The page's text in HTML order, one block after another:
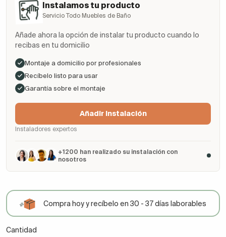
Instalamos tu producto
Servicio Todo Muebles de Baño
Añade ahora la opción de instalar tu producto cuando lo
recibas en tu domicilio
Montaje a domicilio por profesionales
Recíbelo listo para usar
Garantía sobre el montaje
Añadir Instalación
Instaladores expertos
+1200 han realizado su instalación con
nosotros
Compra hoy y recíbelo en 30 - 37 días laborables
Cantidad